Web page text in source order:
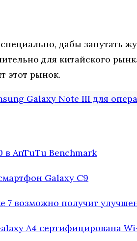
дабы запутать
для китайского
этот рынок.
Galaxy Note III для
в AnTuTu Benchmark
Galaxy C9
7 возможно получит
A4 сертифицирована